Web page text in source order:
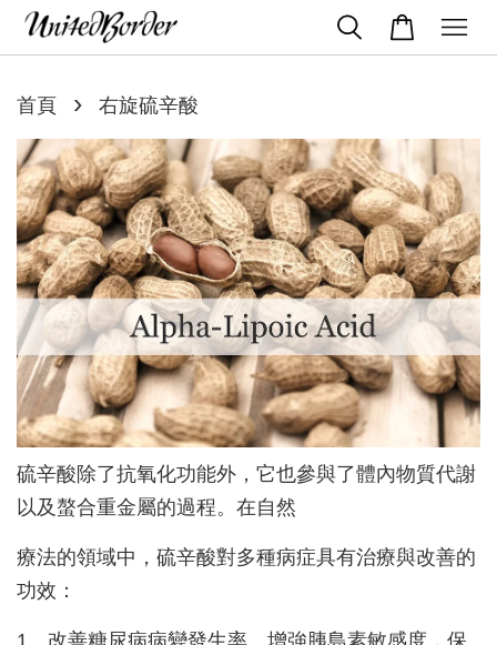
首頁 › 右旋硫辛酸
硫辛酸除了抗氧化功能外，它也參與了體內物質代謝
以及螯合重金屬的過程。在自然
療法的領域中，硫辛酸對多種病症具有治療與改善的
功效：